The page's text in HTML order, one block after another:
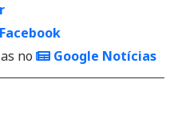
Facebook
no
Google Notícias